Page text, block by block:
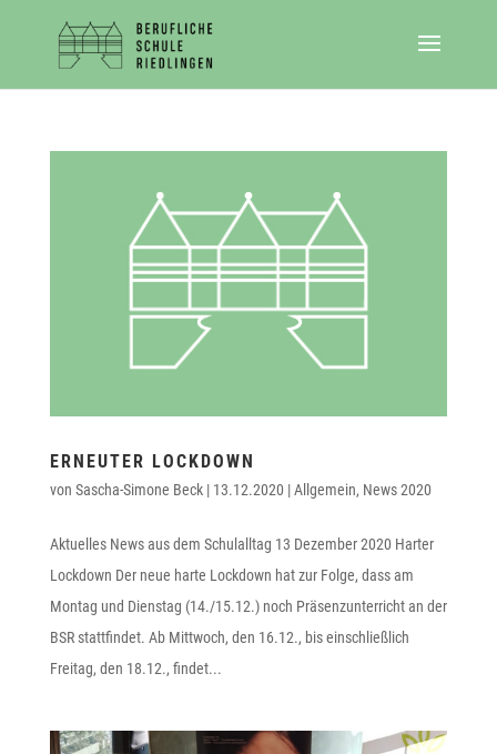
ERNEUTER LOCKDOWN
von Sascha-Simone Beck| 13.12.2020 |Allgemein, News 2020
Aktuelles News aus dem Schulalltag 13 Dezember 2020 Harter
Lockdown Der neue harte Lockdown hat zur Folge, dass am
Montag und Dienstag (14./15.12.) noch Präsenzunterricht an der
BSR stattfindet. Ab Mittwoch, den 16.12., bis einschließlich
Freitag, den 18.12., findet...